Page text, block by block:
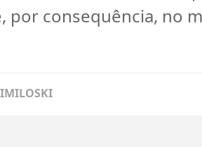
por consequência, no